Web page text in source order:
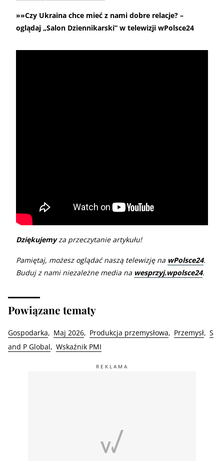
»»Czy Ukraina chce mieć z nami dobre relacje? –
oglądaj „Salon Dziennikarski” w telewizji wPolsce24
Dziękujemyza przeczytanie artykułu!
Pamiętaj, możesz oglądać naszą telewizję na wPolsce24.
Buduj z nami niezależne media na wesprzyj.wpolsce24.
Powiązane tematy
Gospodarka Maj 2026 Produkcja przemysłowa Przemysł S
and P Global
Wskaźnik PMI